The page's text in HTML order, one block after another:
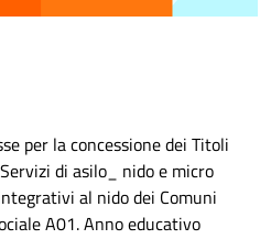
per la concessione dei Titoli
di asilo_ nido e micro
al nido dei Comuni
A01. Anno educativo